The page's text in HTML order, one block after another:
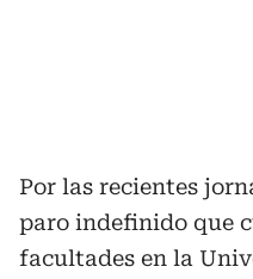
Por las recientes
paro indefinido que
facultades en la